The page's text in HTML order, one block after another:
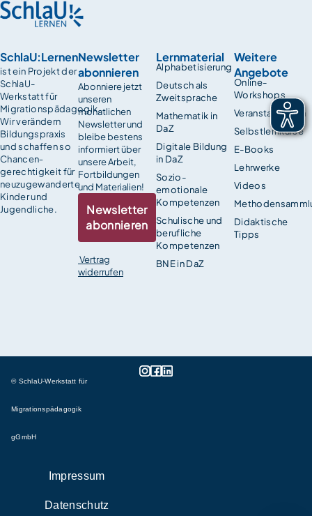
SchlaU:Lernen
ist ein Projekt der
SchlaU-
Werkstatt für
Migrationspädagogik.
Wir verändern
Bildungspraxis
und schaffen so
Chancen­
gerechtigkeit für
neuzugewanderte
Kinder und
Jugendliche.
Lernmaterial
Alphabetisierung
Deutsch als
Zweitsprache
Mathematik in
DaZ
Digitale Bildung
in DaZ
Sozio-
emotionale
Kompetenzen
Schulische und
berufliche
Kompetenzen
BNE in DaZ
Weitere
Angebote
Online-
Workshops
Veranstaltungen
Selbstlernkurse
E-Books
Lehrwerke
Videos
Didaktische
Tipps
Newsletter
abonnieren
Abonniere jetzt
unseren
monatlichen
Newsletter und
bleibe bestens
informiert über
unsere Arbeit,
Fortbildungen
und Materialien!
Newsletter
abonnieren
Vertrag
widerrufen
© SchlaU-Werkstatt für
Migrationspädagogik
gGmbH
Impressum
Datenschutz